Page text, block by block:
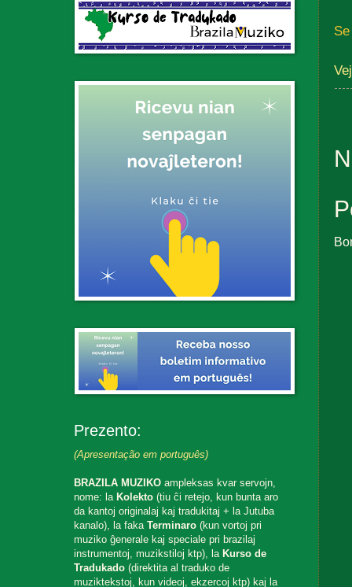
Prezento:
(Apresentação em português)
BRAZILA MUZIKO ampleksas kvar servojn,
nome: la Kolekto (tiu ĉi retejo, kun bunta aro
da kantoj originalaj kaj tradukitaj + la Jutuba
kanalo), la fakaTerminaro (kun vortoj pri
muziko ĝenerale kaj speciale pri brazilaj
instrumentoj, muzikstiloj ktp), la Kurso de
Tradukado (direktita al traduko de
muziktekstoj, kun videoj, ekzercoj ktp) kaj la